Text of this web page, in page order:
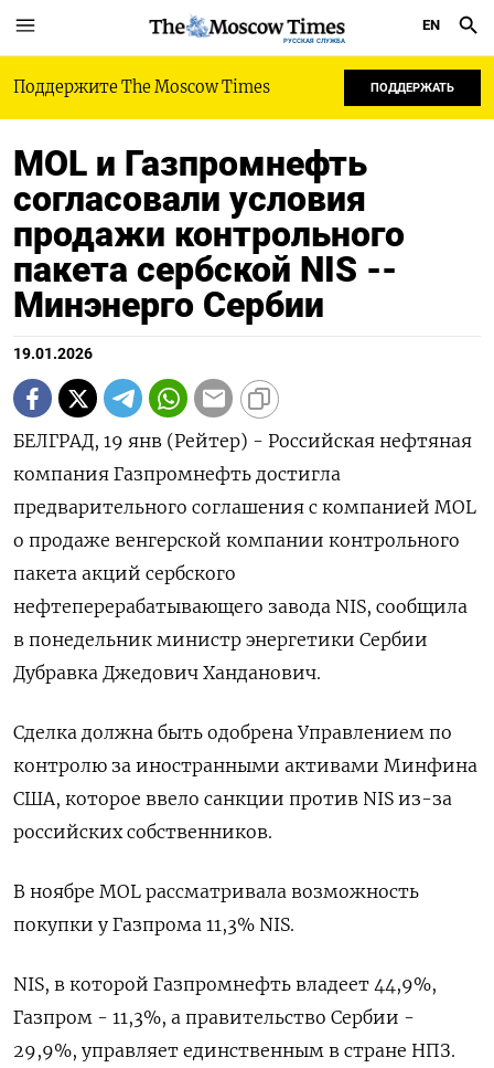
РУССКАЯ СЛУЖБА
EN
Поддержите The Moscow Times ПОДДЕРЖАТЬ
MOL и Газпромнефть
согласовали условия
продажи контрольного
пакета сербской NIS --
Минэнерго Сербии
19.01.2026
БЕЛГРАД, 19 янв (Рейтер) - Российская нефтяная
компания Газпромнефть достигла
⁠предварительного соглашения с компанией MOL
о продаже венгерской компании контрольного
⁠пакета акций ​сербского
нефтеперерабатывающего завода ⁠NIS, сообщила
в понедельник ⁠министр энергетики Сербии
Дубравка Джедович Ханданович.
Cделка ‌должна быть ‍одобрена Управлением по
‌контролю за иностранными активами ​Минфина
США, которое ввело санкции против NIS из-⁠за
российских ‍собственников.
В ноябре MOL рассматривала ‌возможность
покупки у Газпрома 11,3% NIS.
NIS, в которой Газпромнефть владеет 44,9%,
Газпром - 11,‍3%, а правительство ‍Сербии -
29,9%, управляет ‍единственным в стране НПЗ.